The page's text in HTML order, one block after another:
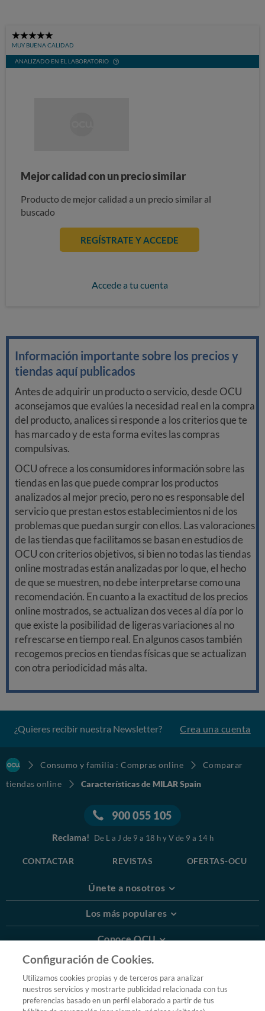
5
Stars
MUY BUENA CALIDAD
ANALIZADO EN EL LABORATORIO
Mejor calidad con un precio similar
Producto de mejor calidad a un precio similar al
buscado
REGÍSTRATE Y ACCEDE
Accede a tu cuenta
Información importante sobre los precios y
tiendas aquí publicados
Antes de adquirir un producto o servicio, desde OCU
aconsejamos que evalúes la necesidad real en la compra
del producto, analices si responde a los criterios que te
has marcado y de esta forma evites las compras
compulsivas.
OCU ofrece a los consumidores información sobre las
tiendas en las que puede comprar los productos
analizados al mejor precio, pero no es responsable del
servicio que prestan estos establecimientos ni de los
problemas que puedan surgir con ellos. Las valoraciones
de las tiendas que facilitamos se basan en estudios de
OCU con criterios objetivos, si bien no todas las tiendas
online mostradas están analizadas por lo que, el hecho
de que se muestren, no debe interpretarse como una
recomendación. En cuanto a la exactitud de los precios
online mostrados, se actualizan dos veces al día por lo
que existe la posibilidad de ligeras variaciones al no
refrescarse en tiempo real. En algunos casos también
recogemos precios en tiendas físicas que se actualizan
con otra periodicidad más alta.
¿Quieres recibir nuestra Newsletter? Crea una cuenta
Consumo y familia : Compras online
Comparar
tiendas online
Características de MILAR Spain
900 055 105
Reclama! De L a J de 9 a 18 h y V de 9 a 14 h
CONTACTAR REVISTAS OFERTAS-OCU
Únete a nosotros
Los más populares
Conoce OCU
Más Información
© 2026 OCU
Condiciones generales de contratación de OCU
Configuración de Cookies.
Utilizamos cookies propias y de terceros para analizar
nuestros servicios y mostrarte publicidad relacionada con tus
preferencias basado en un perfil elaborado a partir de tus